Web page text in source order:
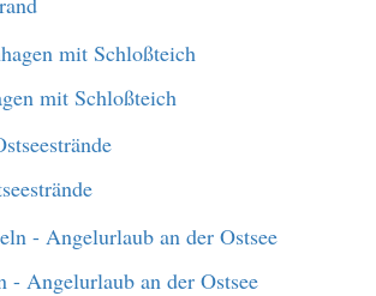
mit Schloßteich
- Angelurlaub an der Ostsee